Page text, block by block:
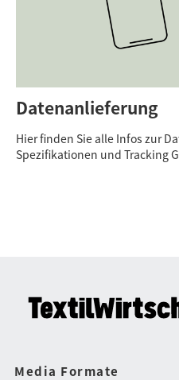
Datenanlieferung
Hier finden Sie alle Infos zur
Spezifikationen und Tracking
Media Formate